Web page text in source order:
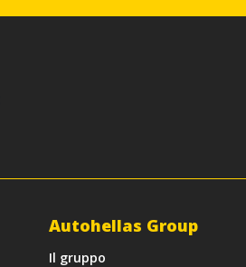
Autohellas Group
Il gruppo